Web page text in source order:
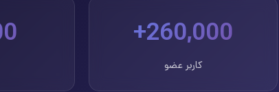
260,000+
کاربر عضو